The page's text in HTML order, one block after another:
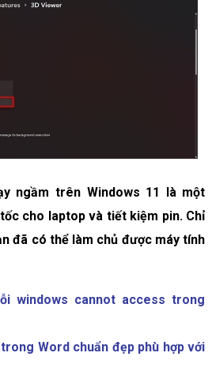
ngầm trên Windows 11 là một
cho laptop và tiết kiệm pin. Chỉ
đã có thể làm chủ được máy tính
windows cannot access trong
Word chuẩn đẹp phù hợp với